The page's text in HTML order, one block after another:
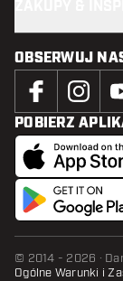
OBSERWUJ
POBIERZ
© 2014 - 2026 ·
Ogólne Warunki i